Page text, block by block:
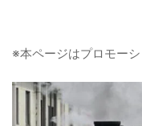
※本ページはプロモーシ